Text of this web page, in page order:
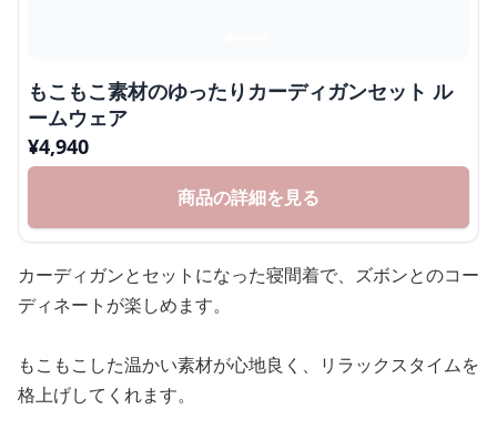
もこもこ素材のゆったりカーディガンセット ル
ームウェア
¥4,940
商品の詳細を見る
カーディガンとセットになった寝間着で、ズボンとのコー
ディネートが楽しめます。
もこもこした温かい素材が心地良く、リラックスタイムを
格上げしてくれます。